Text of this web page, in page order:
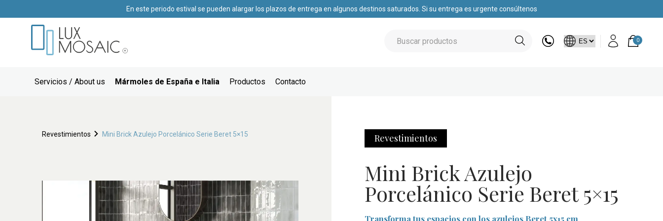
En este periodo estival se pueden alargar los plazos de entrega en algunos destinos saturados. Si su entrega es urgente consúltenos
0
Servicios / About us Mármoles de España e Italia Productos Contacto
Revestimientos Mini Brick Azulejo Porcelánico Serie Beret 5×15 Revestimientos
Mini Brick Azulejo
Porcelánico Serie Beret 5×15
Transforma tus espacios con los azulejos Beret 5x15 cm